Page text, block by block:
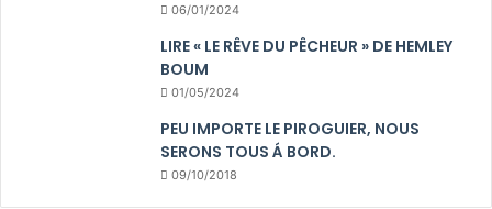
06/01/2024
LIRE « LE RÊVE DU PÊCHEUR » DE HEMLEY
BOUM
01/05/2024
PEU IMPORTE LE PIROGUIER, NOUS
SERONS TOUS Á BORD.
09/10/2018